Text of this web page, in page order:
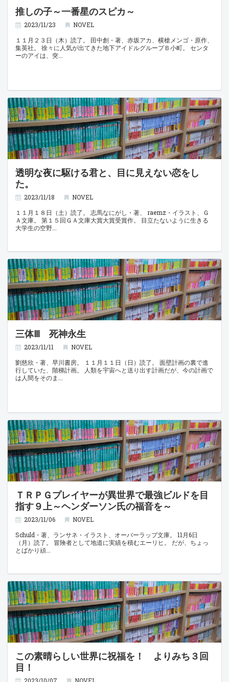
推しの子～一番星のスピカ～
2023/11/23
NOVEL
１１月２３日（木）読了。 田中創・著、赤坂アカ、横槍メンゴ・原作、
集英社。 徐々に人気が出てきた地下アイドルグループＢ小町。 センタ
ーのアイは、突
透明な夜に駆ける君と、目に見えない恋をし
た。
2023/11/18
NOVEL
１１月１８日（土）読了。 志馬なにがし・著、 raemz・イラスト、Ｇ
Ａ文庫。 第１５回ＧＡ文庫大賞大賞受賞作。 目立たないように生きる
大学生の空野
三体Ⅲ 死神永生
2023/11/11
NOVEL
劉慈欣・著、早川書房。 １１月１１日（日）読了。 面壁計画の裏で進
行していた、階梯計画。 人類を宇宙へと送り出す計画だが、今の計画で
は人間をそのま
ＴＲＰＧプレイヤーが異世界で最強ビルドを目
指す９上～ヘンダーソン氏の福音を～
2023/11/06
NOVEL
Schuld・著、ランサネ・イラスト、オーバーラップ文庫。 11月6日
（月）読了。 冒険者として地道に実績を積むエーリヒ。 だが、ちょっ
とばかり頑
この素晴らしい世界に祝福を！ よりみち３回
目！